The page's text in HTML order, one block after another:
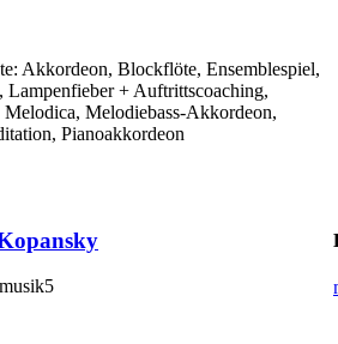
Akkordeon, Blockflöte, Ensemblespiel,
Lampenfieber + Auftrittscoaching,
Melodiebass-Akkordeon,
Pianoakkordeon
musik5